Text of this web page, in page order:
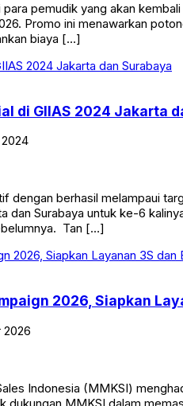
pemudik yang akan
Promo ini menawarkan
biaya […]
di GIIAS 2024 Jakarta
dengan berhasil melampaui
dan Surabaya untuk ke-6
Tan […]
2026, Siapkan
Indonesia (MMKSI)
dukungan MMKSI dalam